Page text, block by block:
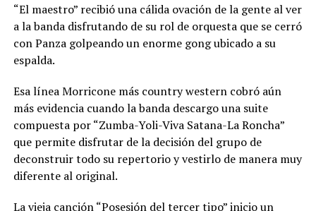
“El maestro” recibió una cálida ovación de la gente al ver
a la banda disfrutando de su rol de orquesta que se cerró
con Panza golpeando un enorme gong ubicado a su
espalda.
Esa línea Morricone más country western cobró aún
más evidencia cuando la banda descargo una suite
compuesta por “Zumba-Yoli-Viva Satana-La Roncha”
que permite disfrutar de la decisión del grupo de
deconstruir todo su repertorio y vestirlo de manera muy
diferente al original.
La vieja canción “Posesión del tercer tipo” inicio un